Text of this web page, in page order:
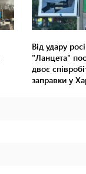
Від удару
"Ланцета"
двоє
заправки у